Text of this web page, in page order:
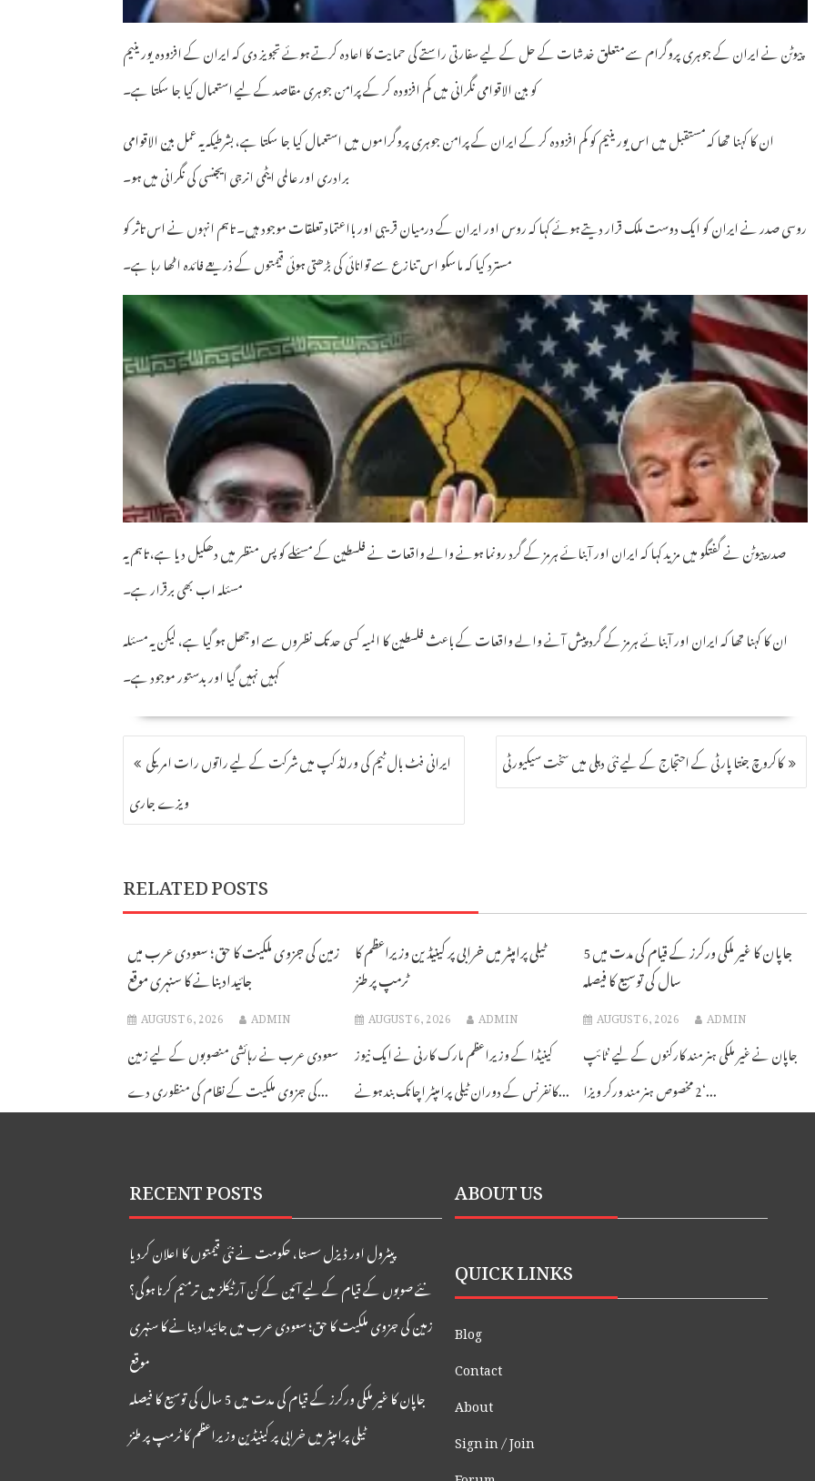
پیوٹن نے ایران کے جوہری پروگرام سے متعلق خدشات کے حل کے لیے سفارتی راستے کی حمایت کا اعادہ کرتے ہوئے تجویز دی کہ ایران کے افزودہ یورینیم
کو بین الاقوامی نگرانی میں کم افزودہ کر کے پرامن جوہری مقاصد کے لیے استعمال کیا جا سکتا ہے۔
ان کا کہنا تھا کہ مستقبل میں اس یورینیم کو کم افزودہ کر کے ایران کے پرامن جوہری پروگراموں میں استعمال کیا جا سکتا ہے، بشرطیکہ یہ عمل بین الاقوامی
برادری اور عالمی ایٹمی انرجی ایجنسی کی نگرانی میں ہو۔
روسی صدر نے ایران کو ایک دوست ملک قرار دیتے ہوئے کہا کہ روس اور ایران کے درمیان قریبی اور بااعتماد تعلقات موجود ہیں۔ تاہم انہوں نے اس تاثر کو
مسترد کیا کہ ماسکو اس تنازع سے توانائی کی بڑھتی ہوئی قیمتوں کے ذریعے فائدہ اٹھا رہا ہے۔
صدر پیوٹن نے گفتگو میں مزید کہا کہ ایران اور آبنائے ہرمز کے گرد رونما ہونے والے واقعات نے فلسطین کے مسئلے کو پس منظر میں دھکیل دیا ہے، تاہم یہ
مسئلہ اب بھی برقرار ہے۔
ان کا کہنا تھا کہ ایران اور آبنائے ہرمز کے گرد پیش آنے والے واقعات کے باعث فلسطین کا المیہ کسی حد تک نظروں سے اوجھل ہو گیا ہے، لیکن یہ مسئلہ
کہیں نہیں گیا اور بدستور موجود ہے۔
POST
NAVIGATION
ایرانی فٹ بال ٹیم کی ورلڈ کپ میں شرکت کے لیے راتوں رات امریکی
ویزے جاری
کاکروچ جنتا پارٹی کے احتجاج کے لیے نئی دہلی میں سخت سیکیورٹی
RELATED POSTS
زمین کی جزوی ملکیت کا حق؛ سعودی عرب میں
جائیداد بنانے کا سنہری موقع
AUGUST 6, 2026 ADMIN
سعودی عرب نے رہائشی منصوبوں کے لیے زمین
کی جزوی ملکیت کے نظام کی منظوری دے...
ٹیلی پرامپٹر میں خرابی پر کینیڈین وزیراعظم کا
ٹرمپ پر طنز
AUGUST 6, 2026 ADMIN
کینیڈا کے وزیراعظم مارک کارنی نے ایک نیوز
کانفرنس کے دوران ٹیلی پرامپٹر اچانک بند ہونے...
جاپان کا غیر ملکی ورکرز کے قیام کی مدت میں 5
سال کی توسیع کا فیصلہ
AUGUST 6, 2026 ADMIN
جاپان نے غیر ملکی ہنر مند کارکنوں کے لیے ’ٹائپ
2 مخصوص ہنر مند ورکر ویزا‘...
RECENT POSTS
پیٹرول اور ڈیزل سستا، حکومت نے نئی قیمتوں کا اعلان کردیا
نئے صوبوں کے قیام کے لیے آئین کے کن آرٹیکلز میں ترمیم کرنا ہوگی؟
زمین کی جزوی ملکیت کا حق؛ سعودی عرب میں جائیداد بنانے کا سنہری
موقع
جاپان کا غیر ملکی ورکرز کے قیام کی مدت میں 5 سال کی توسیع کا فیصلہ
ٹیلی پرامپٹر میں خرابی پر کینیڈین وزیراعظم کا ٹرمپ پر طنز
ABOUT US
QUICK LINKS
Blog
Contact
About
Sign in / Join